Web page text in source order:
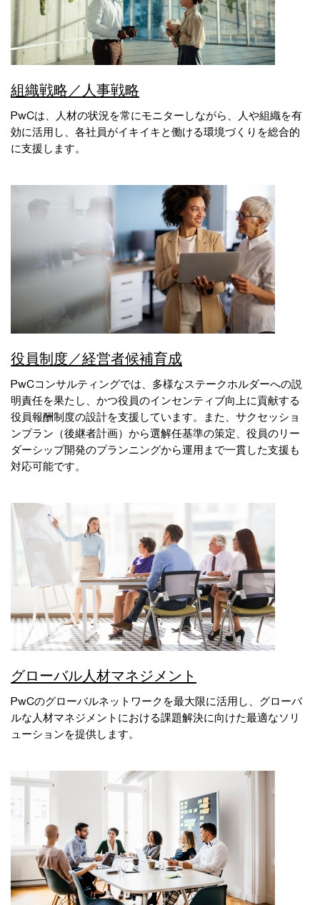
組織戦略／人事戦略
PwCは、人材の状況を常にモニターしながら、人や組織を有
効に活用し、各社員がイキイキと働ける環境づくりを総合的
に支援します。
役員制度／経営者候補育成
PwCコンサルティングでは、多様なステークホルダーへの説
明責任を果たし、かつ役員のインセンティブ向上に貢献する
役員報酬制度の設計を支援しています。また、サクセッショ
ンプラン（後継者計画）から選解任基準の策定、役員のリー
ダーシップ開発のプランニングから運用まで一貫した支援も
対応可能です。
グローバル人材マネジメント
PwCのグローバルネットワークを最大限に活用し、グローバ
ルな人材マネジメントにおける課題解決に向けた最適なソリ
ューションを提供します。